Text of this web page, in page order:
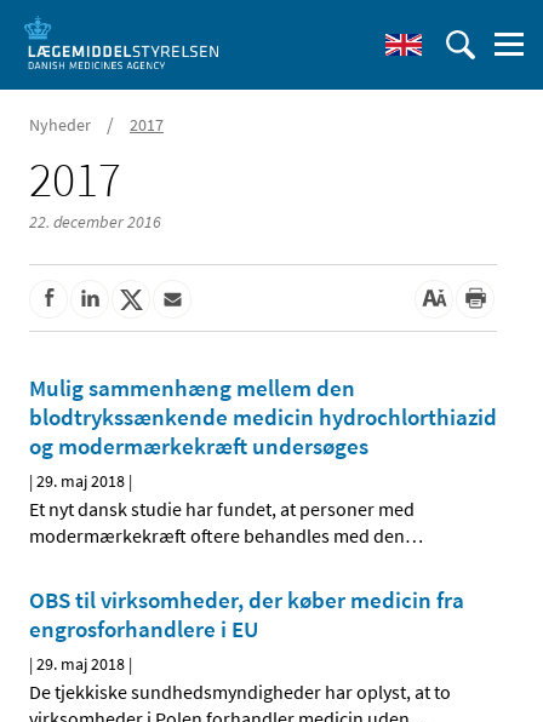
Nyheder / 2017
2017
22. december 2016
Mulig sammenhæng mellem den
blodtrykssænkende medicin hydrochlorthiazid
og modermærkekræft undersøges
|29. maj 2018 |
Et nyt dansk studie har fundet, at personer med
modermærkekræft oftere behandles med den…
OBS til virksomheder, der køber medicin fra
engrosforhandlere i EU
|29. maj 2018 |
De tjekkiske sundhedsmyndigheder har oplyst, at to